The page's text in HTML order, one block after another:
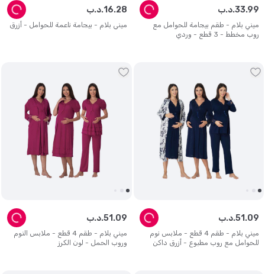
ميني بلام - طقم بيجامة للحوامل مع
روب مخطط - 3 قطع - وردي
د.ب.33.99
ميني بلام - بيجامة ناعمة للحوامل - أزرق
د.ب.16.28
ميني بلام - طقم 4 قطع - ملابس نوم
للحوامل مع روب مطبوع - أزرق داكن
د.ب.51 .09
ميني بلام - طقم 4 قطع - ملابس النوم
وروب الحمل - لون الكرز
د.ب.51 .09